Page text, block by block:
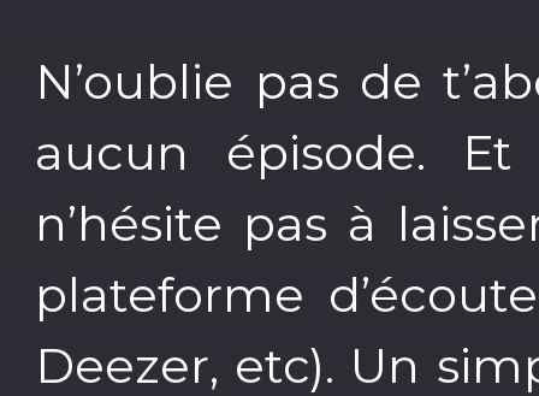
N’oublie pas de
aucun épisode.
n’hésite pas à
plateforme
Deezer, etc). Un